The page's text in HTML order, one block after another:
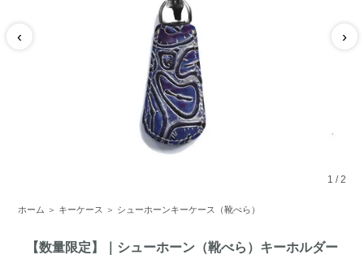
‹ ›
1 /2
ホーム ＞ キーケース ＞ シューホーンキーケース（靴べら）
【数量限定】｜シューホーン（靴べら）キーホルダー